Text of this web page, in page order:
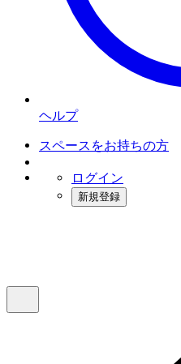
ヘルプ
スペースをお持ちの方
ログイン
新規登録